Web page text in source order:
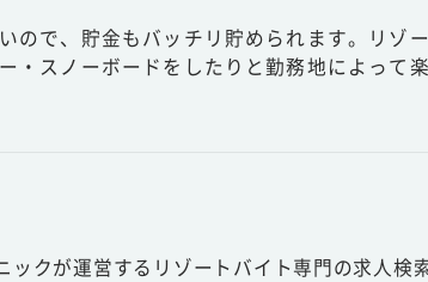
ので、貯金もバッチリ貯められます。リゾ
スノーボードをしたりと勤務地によって
クが運営するリゾートバイト専門の求人検